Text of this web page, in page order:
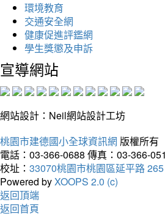
環境教育
交通安全網
健康促進評鑑網
學生獎懲及申訴
宣導網站
網站設計：Neil網站設計工坊
桃園市建德國小全球資訊網 版權所有
電話：03-366-0688 傳真：03-366-
校址： 33070桃園市桃園區延平路
Powered byXOOPS 2.0 (c)
返回頂端
返回首頁